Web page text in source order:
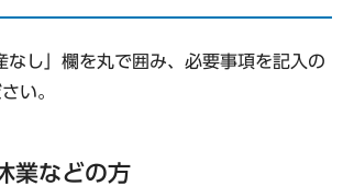
なし」欄を丸で囲み、必要事項を記入の
い。
業などの方